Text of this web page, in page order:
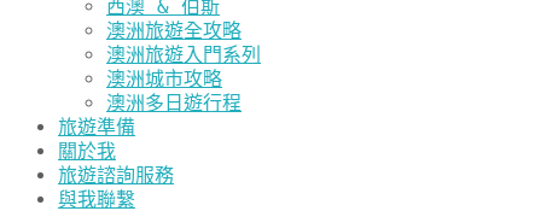
西澳 & 伯斯
澳洲旅遊全攻略
澳洲旅遊入門系列
澳洲城市攻略
澳洲多日遊行程
旅遊準備
關於我
旅遊諮詢服務
與我聯繫